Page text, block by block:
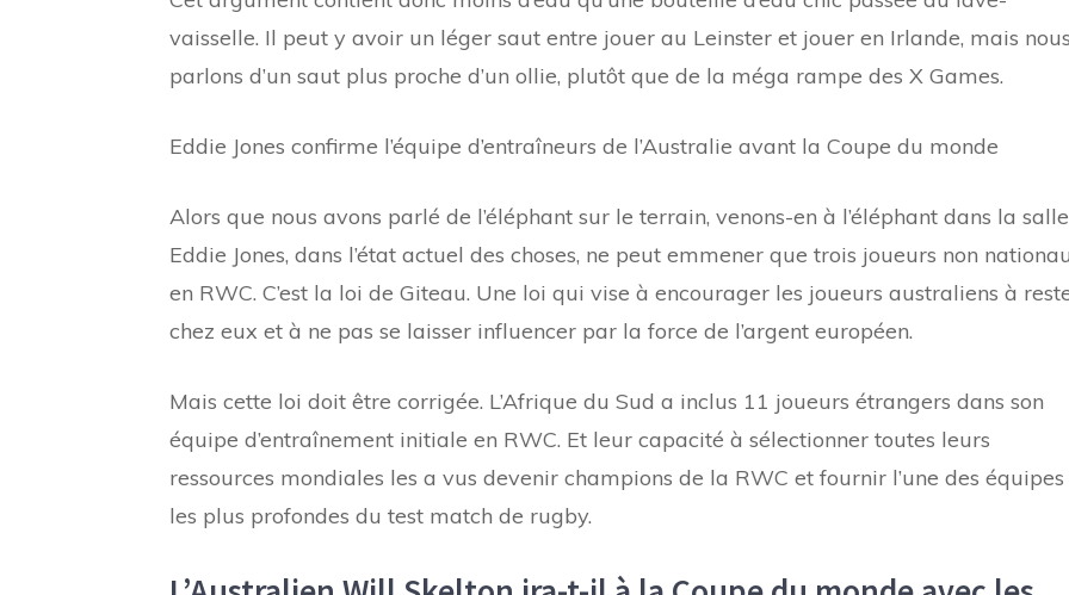
vaisselle. Il peut y avoir un léger saut entre jouer au Leinster et jouer en Irlande, mais nous
parlons d’un saut plus proche d’un ollie, plutôt que de la méga rampe des X Games.
Eddie Jones confirme l’équipe d’entraîneurs de l’Australie avant la Coupe du monde
Alors que nous avons parlé de l’éléphant sur le terrain, venons-en à l’éléphant dans la
Eddie Jones, dans l’état actuel des choses, ne peut emmener que trois joueurs non
en RWC. C’est la loi de Giteau. Une loi qui vise à encourager les joueurs australiens à
chez eux et à ne pas se laisser influencer par la force de l’argent européen.
Mais cette loi doit être corrigée. L’Afrique du Sud a inclus 11 joueurs étrangers dans son
équipe d’entraînement initiale en RWC. Et leur capacité à sélectionner toutes leurs
ressources mondiales les a vus devenir champions de la RWC et fournir l’une des équipes
les plus profondes du test match de rugby.